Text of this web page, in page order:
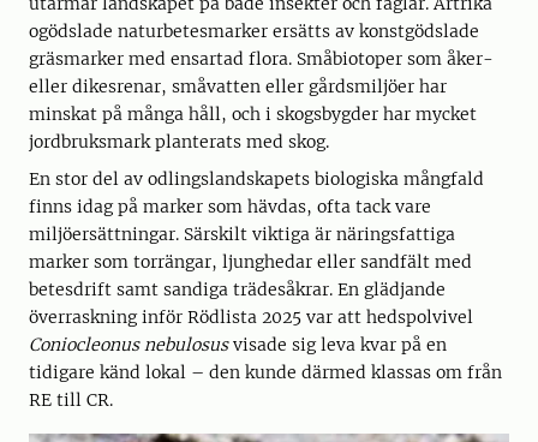
ogödslade naturbetesmarker ersätts av konstgödslade
gräsmarker med ensartad flora. Småbiotoper som åker-
eller dikesrenar, småvatten eller gårdsmiljöer har
minskat på många håll, och i skogsbygder har mycket
jordbruksmark planterats med skog.
En stor del av odlingslandskapets biologiska mångfald
finns idag på marker som hävdas, ofta tack vare
miljöersättningar. Särskilt viktiga är näringsfattiga
marker som torrängar, ljunghedar eller sandfält med
betesdrift samt sandiga trädesåkrar. En glädjande
överraskning inför Rödlista 2025 var att hedspolvivel
Coniocleonus nebulosusvisade sig leva kvar på en
tidigare känd lokal – den kunde därmed klassas om från
RE till CR.